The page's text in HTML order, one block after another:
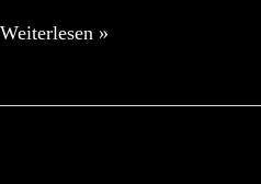
FINE
Weiterlesen »